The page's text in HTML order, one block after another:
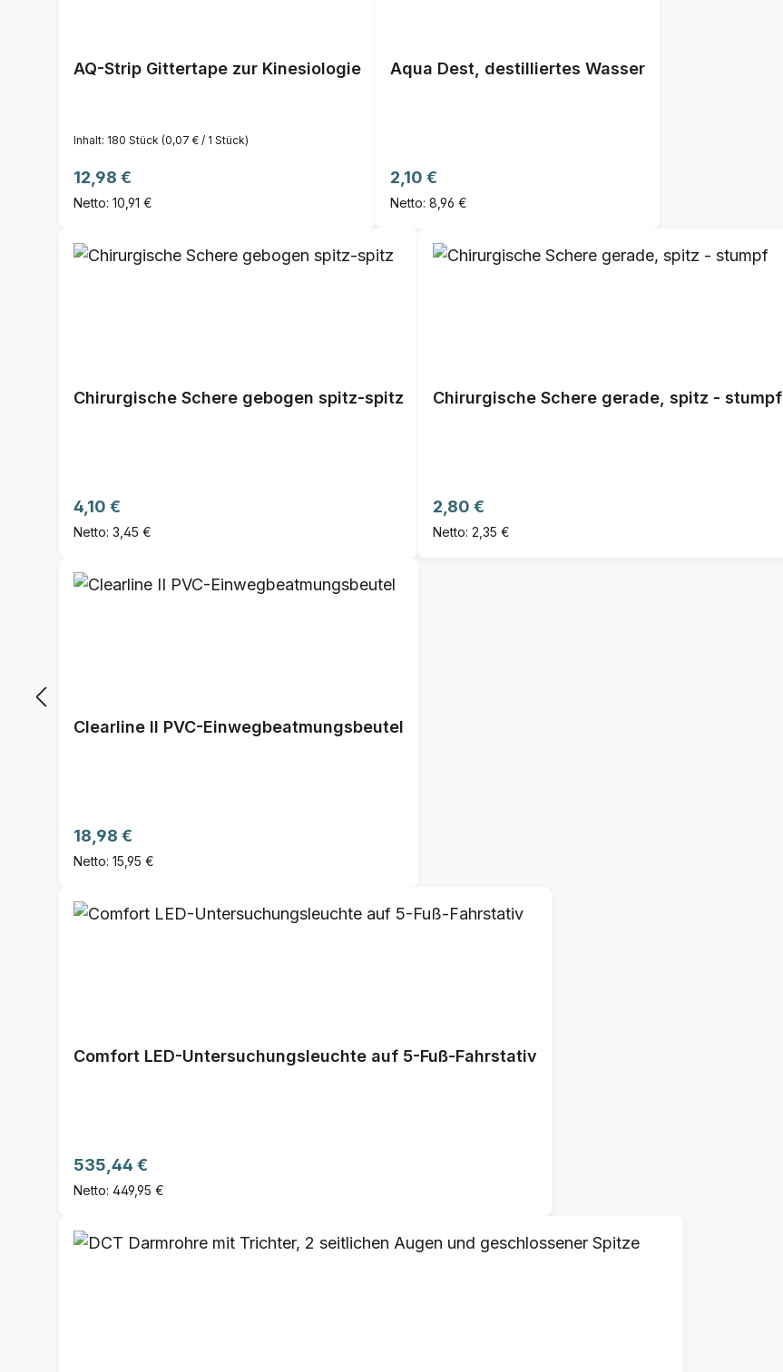
AQ-Strip Gittertape zur Kinesiologie
Inhalt: 180 Stück (0,07 € / 1 Stück)
Regulärer Preis:
12,98 €
Netto: 10,91 €
Aqua Dest, destilliertes Wasser
Regulärer Preis:
2,10 €
Netto: 8,96 €
Chirurgische Schere gebogen spitz-spitz
Regulärer Preis:
4,10 €
Netto: 3,45 €
Chirurgische Schere gerade, spitz - stumpf
Regulärer Preis:
2,80 €
Netto: 2,35 €
Clearline II PVC-Einwegbeatmungsbeutel
Regulärer Preis:
18,98 €
Netto: 15,95 €
Comfort LED-Untersuchungsleuchte auf 5-Fuß-Fahrstativ
Regulärer Preis:
535,44 €
Netto: 449,95 €